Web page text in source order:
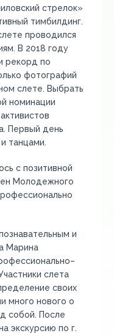
стрелок»
тимбилдинг.
проводился
В 2018 году
рекорд по
фотографий
слете. Выбрать
номинации
Первый день
танцами.
с позитивной
Молодежного
и
Марина
слета
своих
много нового о
собой. После
экскурсию по г.